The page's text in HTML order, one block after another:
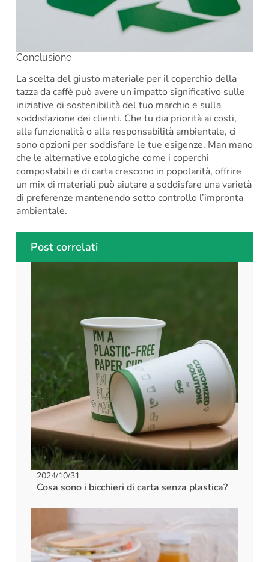
Conclusione
La scelta del giusto materiale per il coperchio della
tazza da caffè può avere un impatto significativo sulle
iniziative di sostenibilità del tuo marchio e sulla
soddisfazione dei clienti. Che tu dia priorità ai costi,
alla funzionalità o alla responsabilità ambientale, ci
sono opzioni per soddisfare le tue esigenze. Man mano
che le alternative ecologiche come i coperchi
compostabili e di carta crescono in popolarità, offrire
un mix di materiali può aiutare a soddisfare una varietà
di preferenze mantenendo sotto controllo l’impronta
ambientale.
Post correlati
2024/10/31
Cosa sono i bicchieri di carta senza plastica?